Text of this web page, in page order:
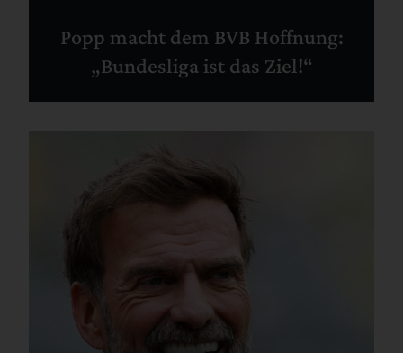
Popp macht dem BVB Hoffnung:
„Bundesliga ist das Ziel!“